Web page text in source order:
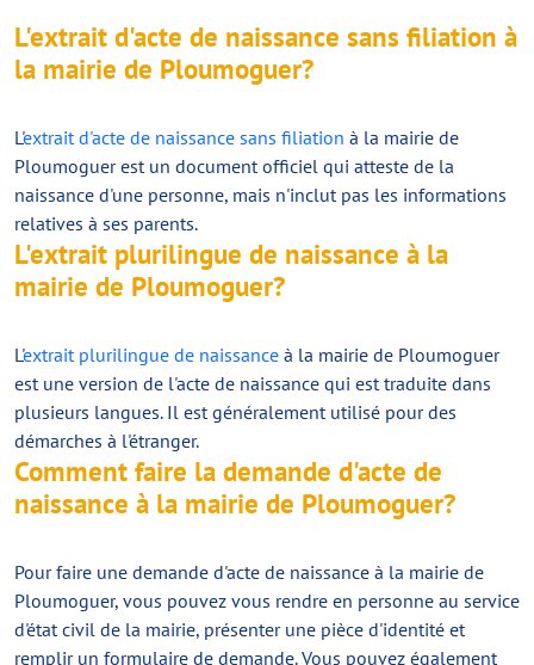
L'extrait d'acte de naissance sans filiation à
la mairie de Ploumoguer?
L'extrait d'acte de naissance sans filiation à la mairie de
Ploumoguer est un document officiel qui atteste de la
naissance d'une personne, mais n'inclut pas les informations
relatives à ses parents.
L'extrait plurilingue de naissance à la
mairie de Ploumoguer?
L'extrait plurilingue de naissance à la mairie de Ploumoguer
est une version de l'acte de naissance qui est traduite dans
plusieurs langues. Il est généralement utilisé pour des
démarches à l'étranger.
Comment faire la demande d'acte de
naissance à la mairie de Ploumoguer?
Pour faire une demande d'acte de naissance à la mairie de
Ploumoguer, vous pouvez vous rendre en personne au service
d'état civil de la mairie, présenter une pièce d'identité et
remplir un formulaire de demande. Vous pouvez également